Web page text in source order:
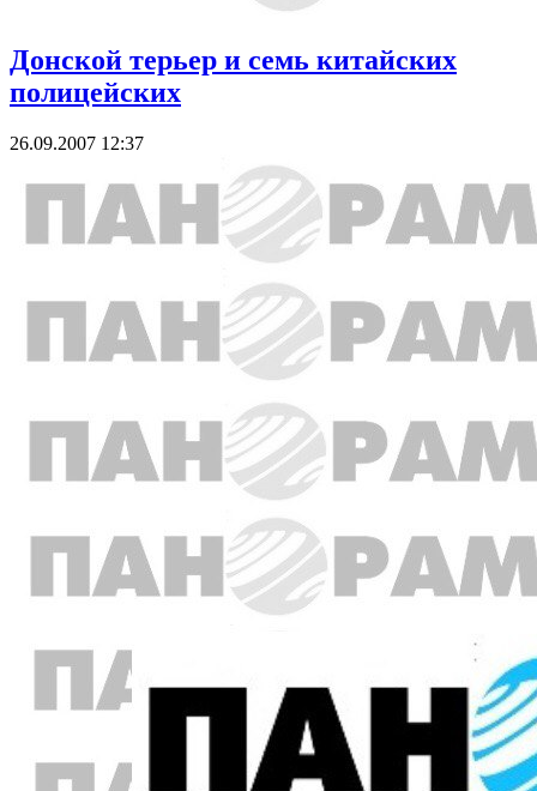
Донской терьер и семь китайских
полицейских
26.09.2007 12:37